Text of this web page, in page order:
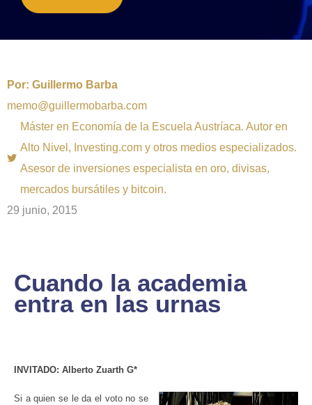
Por: Guillermo Barba
memo@guillermobarba.com
Máster en Economía de la Escuela Austríaca. Autor en
Alto Nivel, Investing.com y otros medios especializados.
Asesor de inversiones especialista en oro, divisas,
mercados bursátiles y bitcoin.
29 junio, 2015
Cuando la academia
entra en las urnas
INVITADO: Alberto Zuarth G*
Si a quien se le da el voto no se